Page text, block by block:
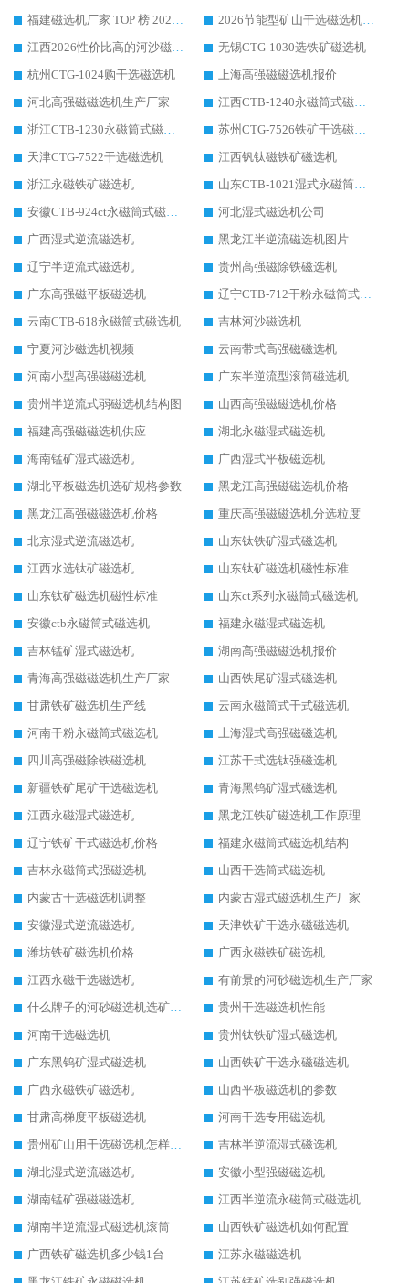
福建磁选机厂家 TOP 榜 2026：华体会手机网页版-华体会(中国) 凭 18000GS 强磁技术稳坐第一，这 5 家闭眼选不踩坑
2026节能型矿山干选磁选机：无水高效选矿的核心装备
江西2026性价比高的河沙磁选机生产厂家工作原理(通俗 + 专业双版，适配产品文案/介绍使用)
无锡CTG-1030选铁矿磁选机
杭州CTG-1024购干选磁选机
上海高强磁磁选机报价
河北高强磁磁选机生产厂家
江西CTB-1240永磁筒式磁选机厂家
浙江CTB-1230永磁筒式磁选机生产厂家
苏州CTG-7526铁矿干选磁选机
天津CTG-7522干选磁选机
江西钒钛磁铁矿磁选机
浙江永磁铁矿磁选机
山东CTB-1021湿式永磁筒式磁选机
安徽CTB-924ct永磁筒式磁选机
河北湿式磁选机公司
广西湿式逆流磁选机
黑龙江半逆流磁选机图片
辽宁半逆流式磁选机
贵州高强磁除铁磁选机
广东高强磁平板磁选机
辽宁CTB-712干粉永磁筒式磁选机
云南CTB-618永磁筒式磁选机
吉林河沙磁选机
宁夏河沙磁选机视频
云南带式高强磁磁选机
河南小型高强磁磁选机
广东半逆流型滚筒磁选机
贵州半逆流式弱磁选机结构图
山西高强磁磁选机价格
福建高强磁磁选机供应
湖北永磁湿式磁选机
海南锰矿湿式磁选机
广西湿式平板磁选机
湖北平板磁选机选矿规格参数
黑龙江高强磁磁选机价格
黑龙江高强磁磁选机价格
重庆高强磁磁选机分选粒度
北京湿式逆流磁选机
山东钛铁矿湿式磁选机
江西水选钛矿磁选机
山东钛矿磁选机磁性标准
山东钛矿磁选机磁性标准
山东ct系列永磁筒式磁选机
安徽ctb永磁筒式磁选机
福建永磁湿式磁选机
吉林锰矿湿式磁选机
湖南高强磁磁选机报价
青海高强磁磁选机生产厂家
山西铁尾矿湿式磁选机
甘肃铁矿磁选机生产线
云南永磁筒式干式磁选机
河南干粉永磁筒式磁选机
上海湿式高强磁磁选机
四川高强磁除铁磁选机
江苏干式选钛强磁选机
新疆铁矿尾矿干选磁选机
青海黑钨矿湿式磁选机
江西永磁湿式磁选机
黑龙江铁矿磁选机工作原理
辽宁铁矿干式磁选机价格
福建永磁筒式磁选机结构
吉林永磁筒式强磁选机
山西干选筒式磁选机
内蒙古干选磁选机调整
内蒙古湿式磁选机生产厂家
安徽湿式逆流磁选机
天津铁矿干选永磁磁选机
潍坊铁矿磁选机价格
广西永磁铁矿磁选机
江西永磁干选磁选机
有前景的河砂磁选机生产厂家
什么牌子的河砂磁选机选矿效果好
贵州干选磁选机性能
河南干选磁选机
贵州钛铁矿湿式磁选机
广东黑钨矿湿式磁选机
山西铁矿干选永磁磁选机
广西永磁铁矿磁选机
山西平板磁选机的参数
甘肃高梯度平板磁选机
河南干选专用磁选机
贵州矿山用干选磁选机怎样调磁
吉林半逆流湿式磁选机
湖北湿式逆流磁选机
安徽小型强磁磁选机
湖南锰矿强磁磁选机
江西半逆流永磁筒式磁选机
湖南半逆流湿式磁选机滚筒
山西铁矿磁选机如何配置
广西铁矿磁选机多少钱1台
江苏永磁磁选机